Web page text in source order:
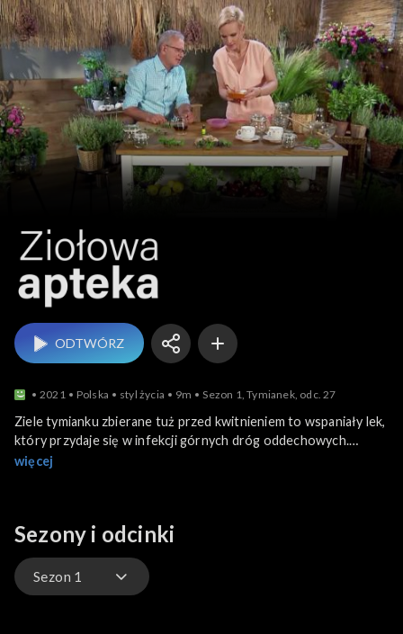
Ziołowa apteka
ODTWÓRZ
2021 Polska styl życia 9m Sezon 1, Tymianek, odc. 27
Ziele tymianku zbierane tuż przed kwitnieniem to wspaniały lek,
który przydaje się w infekcji górnych dróg oddechowych.
Pomaga także w kłopotach z oddychaniem i problemach z
więcej
Sezony i odcinki
Sezon 1